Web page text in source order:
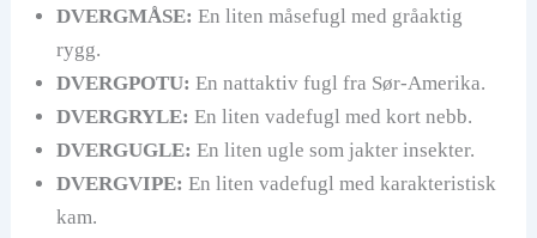
DVERGMÅSE: En liten måsefugl med gråaktig
rygg.
DVERGPOTU: En nattaktiv fugl fra Sør-Amerika.
DVERGRYLE: En liten vadefugl med kort nebb.
DVERGUGLE: En liten ugle som jakter insekter.
DVERGVIPE: En liten vadefugl med karakteristisk
kam.